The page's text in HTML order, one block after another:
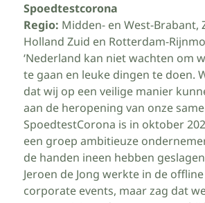
Spoedtestcorona
Regio: Midden- en West-Brabant,
Holland Zuid en Rotterdam-
‘Nederland kan niet wachten om
te gaan en leuke dingen te doen.
dat wij op een veilige manier
aan de heropening van onze
SpoedtestCorona is in oktober
een groep ambitieuze
de handen ineen hebben
Jeroen de Jong werkte in de
corporate events, maar zag dat